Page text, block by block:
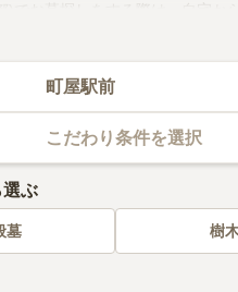
)でお墓探しをする際は、自宅
の入手方法などを考慮して選ぶ
町屋駅前
こだわり条件を選択
選ぶ
墓 樹